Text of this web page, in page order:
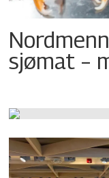
sjømat –